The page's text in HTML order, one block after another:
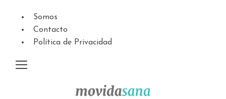
Somos
Contacto
Política de Privacidad